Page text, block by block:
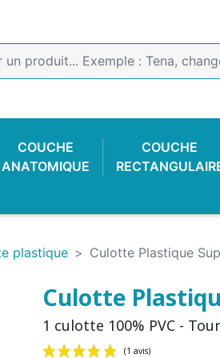
COUCHE
ANATOMIQUE
COUCHE
SLIP DE FIXATION
GANT D'EXAMEN
CULOTTE PLASTIQUE
plastique Culotte Plastique
Culotte
1 culotte 100% PVC -